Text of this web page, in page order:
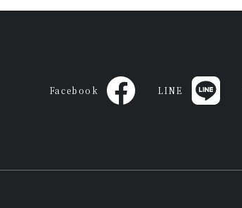
Facebook LINE